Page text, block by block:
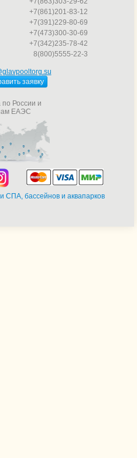
+7(861)201-83-12
+7(391)229-80-69
+7(473)300-30-69
+7(342)235-78-42
8(800)5555-22-3
заявку
по России и
ЕАЭС
СПА, бассейнов и аквапарков